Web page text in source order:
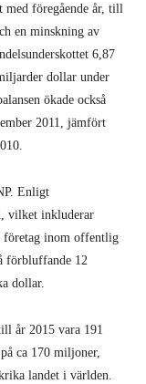
med föregående år, till
en minskning av
6,87
dollar under
ökade också
2011, jämfört
Enligt
vilket inkluderar
företag inom offentlig
förbluffande 12
dollar.
år 2015 vara 191
ca 170 miljoner,
landet i världen.